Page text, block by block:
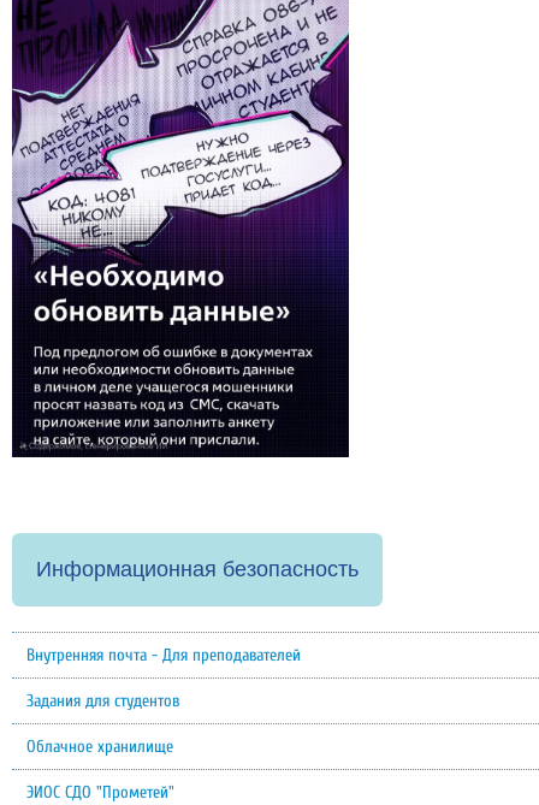
Информационная безопасность
Внутренняя почта - Для преподавателей
Задания для студентов
Облачное хранилище
ЭИОС СДО "Прометей"